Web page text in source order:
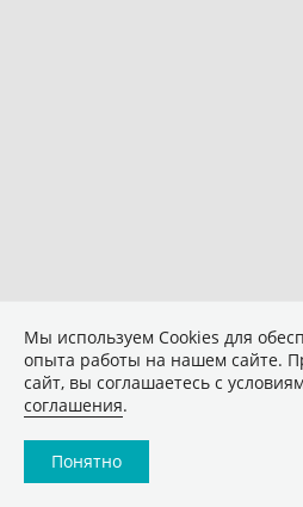
Мы используем Сookies для
опыта работы на нашем сайте.
сайт, вы соглашаетесь с
соглашения.
Понятно